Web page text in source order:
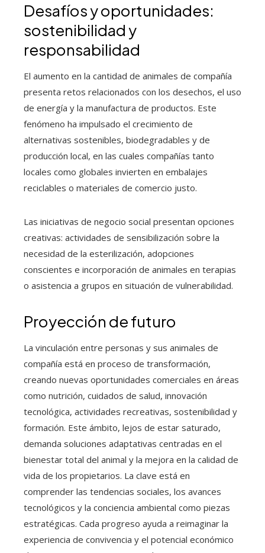
Desafíos y oportunidades:
sostenibilidad y
responsabilidad
El aumento en la cantidad de animales de compañía
presenta retos relacionados con los desechos, el uso
de energía y la manufactura de productos. Este
fenómeno ha impulsado el crecimiento de
alternativas sostenibles, biodegradables y de
producción local, en las cuales compañías tanto
locales como globales invierten en embalajes
reciclables o materiales de comercio justo.
Las iniciativas de negocio social presentan opciones
creativas: actividades de sensibilización sobre la
necesidad de la esterilización, adopciones
conscientes e incorporación de animales en terapias
o asistencia a grupos en situación de vulnerabilidad.
Proyección de futuro
La vinculación entre personas y sus animales de
compañía está en proceso de transformación,
creando nuevas oportunidades comerciales en áreas
como nutrición, cuidados de salud, innovación
tecnológica, actividades recreativas, sostenibilidad y
formación. Este ámbito, lejos de estar saturado,
demanda soluciones adaptativas centradas en el
bienestar total del animal y la mejora en la calidad de
vida de los propietarios. La clave está en
comprender las tendencias sociales, los avances
tecnológicos y la conciencia ambiental como piezas
estratégicas. Cada progreso ayuda a reimaginar la
experiencia de convivencia y el potencial económico